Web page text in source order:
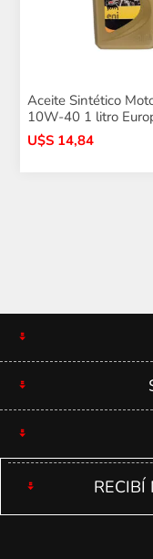
Aceite Sintético
10W-40 1 litro
U$S 14,84
RECIBÍ